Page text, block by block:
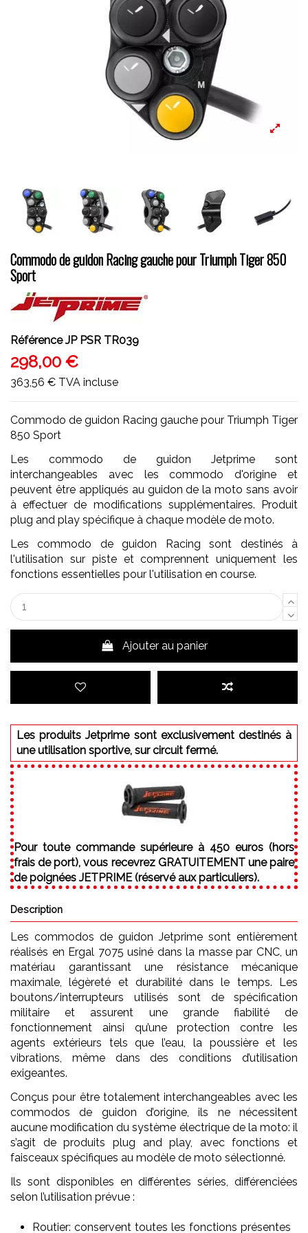
Commodo de guidon Racing gauche pour Triumph Tiger 850
Sport
Référence JP PSR TR039
298,00 €
363,56 € TVA incluse
Commodo de guidon Racing gauche pour Triumph Tiger
850 Sport
Les commodo de guidon Jetprime sont
interchangeables avec les commodo d'origine et
peuvent être appliqués au guidon de la moto sans avoir
à effectuer de modifications supplémentaires. Produit
plug and play spécifique à chaque modèle de moto.
Les commodo de guidon Racing sont destinés à
l'utilisation sur piste et comprennent uniquement les
fonctions essentielles pour l'utilisation en course.
Ajouter au panier
Les produits Jetprime sont exclusivement destinés à
une utilisation sportive, sur circuit fermé.
Pour toute commande supérieure à 450 euros (hors
frais de port), vous recevrez GRATUITEMENT une paire
de poignées JETPRIME (réservé aux particuliers).
Description
Les commodos de guidon Jetprime sont entièrement
réalisés en Ergal 7075 usiné dans la masse par CNC, un
matériau garantissant une résistance mécanique
maximale, légèreté et durabilité dans le temps. Les
boutons/interrupteurs utilisés sont de spécification
militaire et assurent une grande fiabilité de
fonctionnement ainsi qu’une protection contre les
agents extérieurs tels que l’eau, la poussière et les
vibrations, même dans des conditions d’utilisation
exigeantes.
Conçus pour être totalement interchangeables avec les
commodos de guidon d’origine, ils ne nécessitent
aucune modification du système électrique de la moto: il
s’agit de produits plug and play, avec fonctions et
faisceaux spécifiques au modèle de moto sélectionné.
Ils sont disponibles en différentes séries, différenciées
selon l’utilisation prévue :
Routier: conservent toutes les fonctions présentes